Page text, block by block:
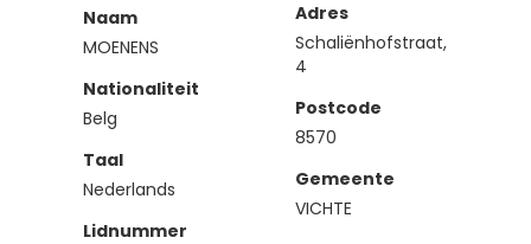
Naam
MOENENS
Nationaliteit
Belg
Taal
Nederlands
Lidnummer
Adres
Schaliënhofstraat,
4
Postcode
8570
Gemeente
VICHTE